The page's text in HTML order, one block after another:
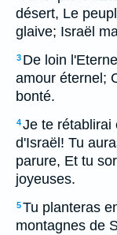
désert, Le
glaive; Israël
3 De loin
amour éternel;
bonté.
4Je te rétablirai
d'Israël! Tu
parure, Et tu
joyeuses.
5Tu planteras
montagnes de